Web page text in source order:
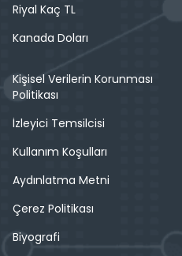
Riyal Kaç TL
Kanada Doları
Kişisel Verilerin Korunması
Politikası
İzleyici Temsilcisi
Kullanım Koşulları
Aydınlatma Metni
Çerez Politikası
Biyografi